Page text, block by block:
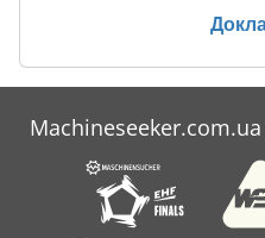
Machineseeker.com.ua